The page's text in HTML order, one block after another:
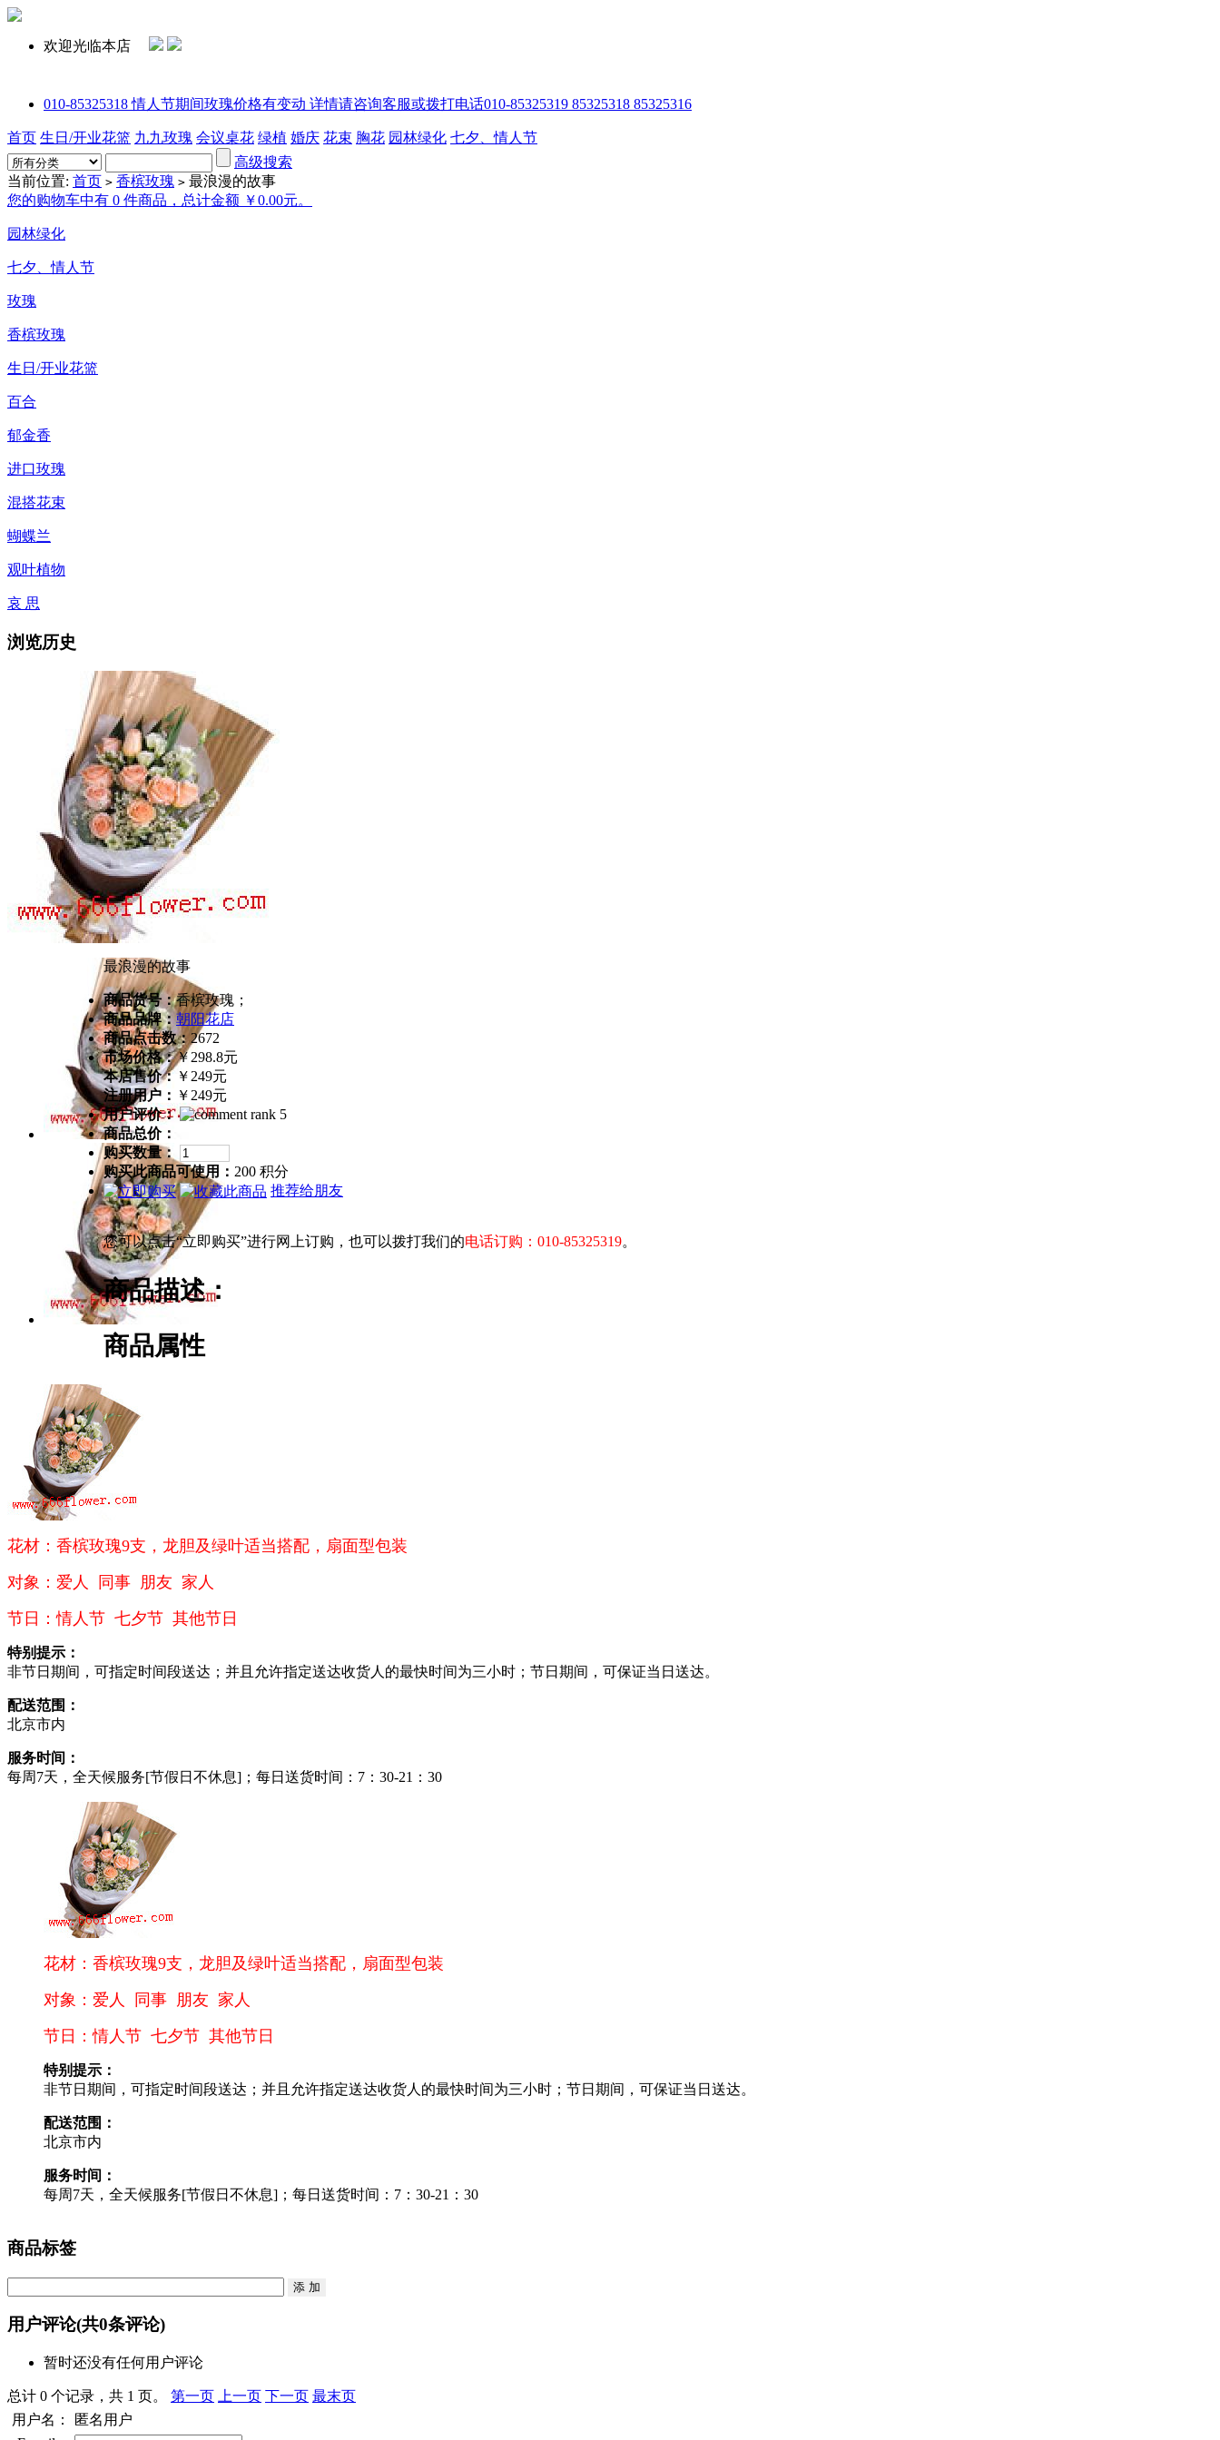
欢迎光临本店
010-85325318 情人节期间玫瑰价格有变动 详情请咨询客服或拨打电话010-85325319 85325318 85325316
首页 生日/开业花篮 九九玫瑰 会议桌花 绿植 婚庆 花束 胸花 园林绿化 七夕、情人节
高级搜索
当前位置: 首页 > 香槟玫瑰 > 最浪漫的故事
您的购物车中有 0 件商品，总计金额 ￥0.00元。
园林绿化
七夕、情人节
玫瑰
香槟玫瑰
生日/开业花篮
百合
郁金香
进口玫瑰
混搭花束
蝴蝶兰
观叶植物
哀 思
浏览历史
最浪漫的故事
商品货号：香槟玫瑰；
商品品牌：朝阳花店
商品点击数： 2672
市场价格：￥298.8元
本店售价： ￥249元
注册用户： ￥249元
用户评价：
商品总价：
购买数量：
购买此商品可使用： 200 积分
推荐给朋友
您可以点击“立即购买”进行网上订购，也可以拨打我们的电话订购：010-85325319。
商品描述：
商品属性
花材：香槟玫瑰9支，龙胆及绿叶适当搭配，扇面型包装
对象：爱人 同事 朋友 家人
节日：情人节 七夕节 其他节日
特别提示：
非节日期间，可指定时间段送达；并且允许指定送达收货人的最快时间为三小时；节日期间，可保证当日送达。
配送范围：
北京市内
服务时间：
每周7天，全天候服务[节假日不休息]；每日送货时间：7：30-21：30
花材：香槟玫瑰9支，龙胆及绿叶适当搭配，扇面型包装
对象：爱人 同事 朋友 家人
节日：情人节 七夕节 其他节日
特别提示：
非节日期间，可指定时间段送达；并且允许指定送达收货人的最快时间为三小时；节日期间，可保证当日送达。
配送范围：
北京市内
服务时间：
每周7天，全天候服务[节假日不休息]；每日送货时间：7：30-21：30
商品标签
用户评论(共0条评论)
暂时还没有任何用户评论
总计 0 个记录，共 1 页。 第一页 上一页 下一页 最末页
用户名：
匿名用户